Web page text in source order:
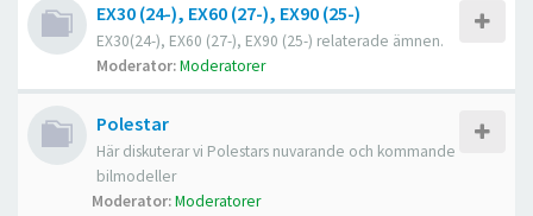
EX30 (24-), EX60 (27-), EX90 (25-)
EX30(24-), EX60 (27-), EX90 (25-) relaterade ämnen.
Moderator:Moderatorer
Polestar
Här diskuterar vi Polestars nuvarande och kommande
bilmodeller
Moderator:Moderatorer